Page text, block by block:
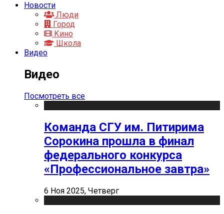
Новости
Люди
Город
Кино
Школа
Видео
Видео
Посмотреть все
Команда СГУ им. Питирима
Сорокина прошла в финал
федерального конкурса
«Профессиональное завтра»
6 Ноя 2025, Четверг